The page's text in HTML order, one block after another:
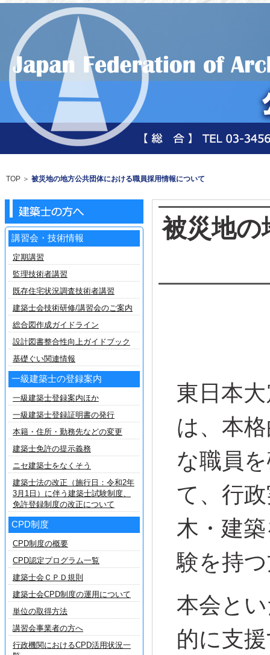
TOP ＞ 被災地の地方公共団体における職員採用情報について
被災地の
東日本
は、本
な職員
て、行
木・建
験を持
本会と
的に支
講習会・技術情報
定期講習
監理技術者講習
既存住宅状況調査技術者講習
建築士会技術研修/講習会のご案内
総合図作成ガイドライン
設計図書整合性向上ガイドブック
基礎ぐい関連情報
一級建築士の登録案内
一級建築士登録案内ほか
一級建築士登録証明書の発行
本籍・住所・勤務先などの変更
建築士免許の提示義務
ニセ建築士をなくそう
建築士法の改正（施行日：令和2年
3月1日）に伴う建築士試験制度、
免許登録制度の改正について
CPD制度
CPD制度の概要
CPD認定プログラム一覧
建築士会ＣＰＤ規則
建築士会CPD制度の運用について
単位の取得方法
講習会事業者の方へ
行政機関におけるCPD活用状況一